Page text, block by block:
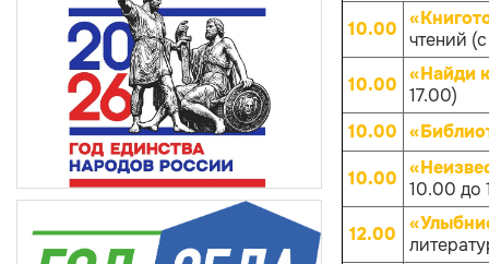
10.00 чтений
10.00 «Найди
17.00)
10.00
10.00 10.00 до
12.00